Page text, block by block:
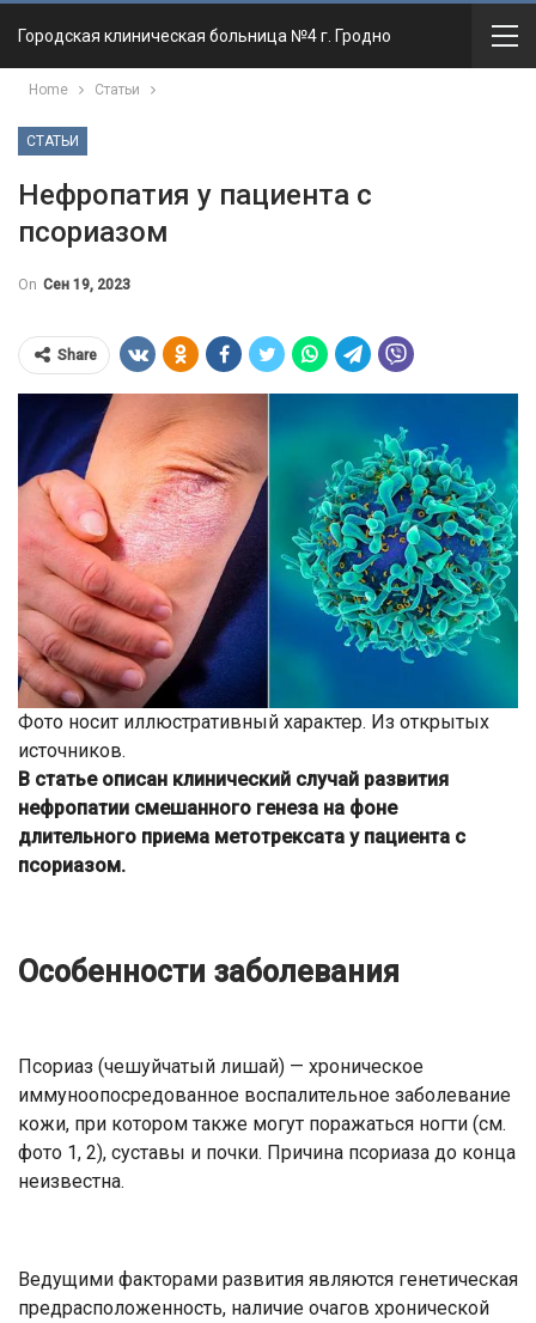
Городская клиническая больница №4 г. Гродно
Home Статьи
СТАТЬИ
Нефропатия у пациента с
псориазом
On Сен 19, 2023
Share
Фото носит иллюстративный характер. Из открытых
источников.
В статье описан клинический случай развития
нефропатии смешанного генеза на фоне
длительного приема метотрексата у пациента с
псориазом.
Особенности заболевания
Псориаз (чешуйчатый лишай) — хроническое
иммуноопосредованное воспалительное заболевание
кожи, при котором также могут поражаться ногти (см.
фото 1, 2), суставы и почки. Причина псориаза до конца
неизвестна.
Ведущими факторами развития являются генетическая
предрасположенность, наличие очагов хронической